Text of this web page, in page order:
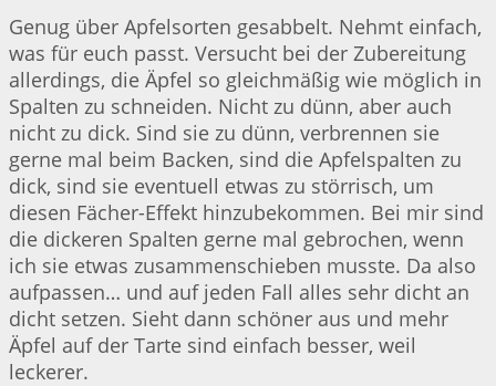
Genug über Apfelsorten gesabbelt. Nehmt einfach,
was für euch passt. Versucht bei der Zubereitung
allerdings, die Äpfel so gleichmäßig wie möglich in
Spalten zu schneiden. Nicht zu dünn, aber auch
nicht zu dick. Sind sie zu dünn, verbrennen sie
gerne mal beim Backen, sind die Apfelspalten zu
dick, sind sie eventuell etwas zu störrisch, um
diesen Fächer-Effekt hinzubekommen. Bei mir sind
die dickeren Spalten gerne mal gebrochen, wenn
ich sie etwas zusammenschieben musste. Da also
aufpassen… und auf jeden Fall alles sehr dicht an
dicht setzen. Sieht dann schöner aus und mehr
Äpfel auf der Tarte sind einfach besser, weil
leckerer.